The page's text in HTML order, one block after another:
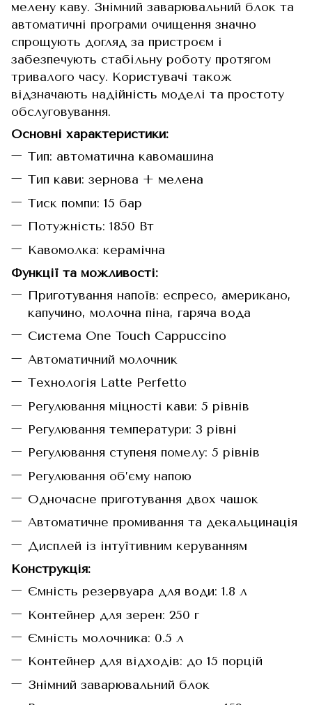
мелену каву. Знімний заварювальний блок та
автоматичні програми очищення значно
спрощують догляд за пристроєм і
забезпечують стабільну роботу протягом
тривалого часу. Користувачі також
відзначають надійність моделі та простоту
обслуговування.
Основні характеристики:
Тип: автоматична кавомашина
Тип кави: зернова + мелена
Тиск помпи: 15 бар
Потужність: 1850 Вт
Кавомолка: керамічна
Функції та можливості:
Приготування напоїв: еспресо, американо,
капучино, молочна піна, гаряча вода
Система One Touch Cappuccino
Автоматичний молочник
Технологія Latte Perfetto
Регулювання міцності кави: 5 рівнів
Регулювання температури: 3 рівні
Регулювання ступеня помелу: 5 рівнів
Регулювання об’єму напою
Одночасне приготування двох чашок
Автоматичне промивання та декальцинація
Дисплей із інтуїтивним керуванням
Конструкція:
Ємність резервуара для води: 1.8 л
Контейнер для зерен: 250 г
Ємність молочника: 0.5 л
Контейнер для відходів: до 15 порцій
Знімний заварювальний блок